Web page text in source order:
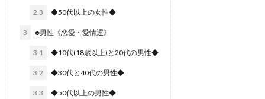
2.3 ◆50代以上の女性◆
3 ♣︎男性《恋愛・愛情運》
3.1 ◆10代(18歳以上)と20代の男性◆
3.2 ◆30代と40代の男性◆
3.3 ◆50代以上の男性◆